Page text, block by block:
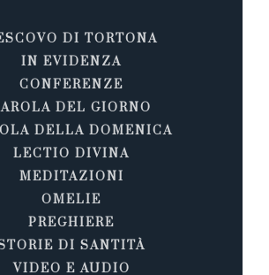
DI TORTONA
IN EVIDENZA
CONFERENZE
DEL GIORNO
DELLA DOMENICA
LECTIO DIVINA
MEDITAZIONI
OMELIE
PREGHIERE
DI SANTITÀ
VIDEO E AUDIO